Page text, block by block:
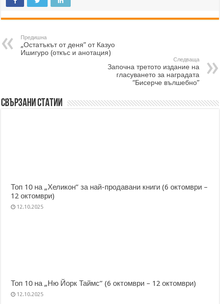
Предишна
„Остатъкът от деня” от Казуо
Ишигуро (откъс и анотация)
Следваща
Започна третото издание на
гласуването за наградата
“Бисерче вълшебно”
Свързани статии
Топ 10 на „Хеликон” за най-продавани книги (6 октомври –
12 октомври)
12.10.2025
Топ 10 на „Ню Йорк Таймс” (6 октомври – 12 октомври)
12.10.2025